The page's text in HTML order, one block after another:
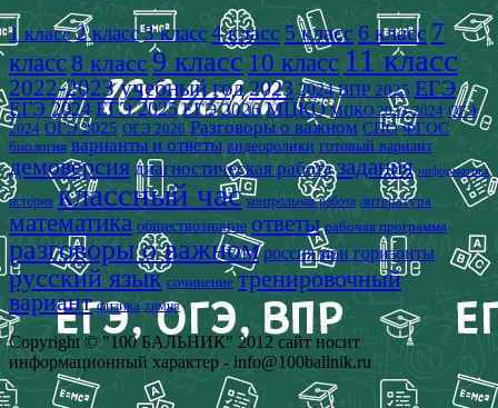
1 класс 2 класс3 класс4 класс 5 класс 6 класс 7
класс 8 класс 9 класс 10 класс 11 класс
2022-2023 учебный год2023 2024 ВПР 2025 ЕГЭ
ЕГЭ 2024 ЕГЭ 2025 ЕГЭ 2026 МЦКО МЦКО 2023-2024 ОГЭ
2024 ОГЭ 2025 ОГЭ 2026 Разговоры о важном СПО ФГОС
биология варианты и ответы видеоролики готовый вариант
демоверсия диагностическая работа задания информатика
история классный час контрольная работа литература
математика обществознание ответы рабочая программа
разговоры о важном россия мои горизонты
русский язык сочинение тренировочный
вариант физика химия
Copyright © "100 БАЛЬНИК" 2012 сайт носит
информационный характер - info@100ballnik.ru